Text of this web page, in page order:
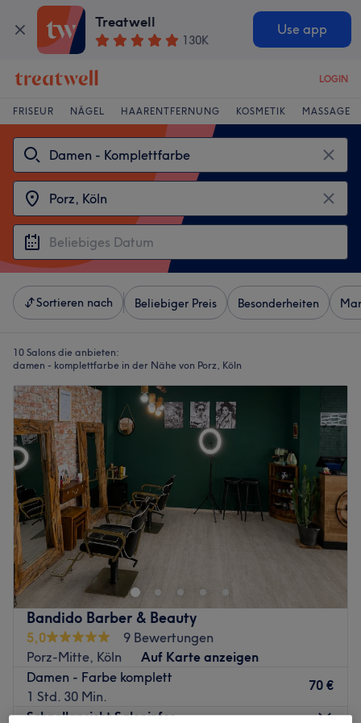
Treatwell
130K
Use app
LOGIN
FRISEUR NÄGEL HAARENTFERNUNG KOSMETIK MASSAGE
Sortieren nach Beliebiger Preis Besonderheiten
10 Salons die anbieten:
damen - komplettfarbe in der Nähe von Porz, Köln
Bandido Barber & Beauty
5,0
9 Bewertungen
Porz-Mitte, Köln
Auf Karte anzeigen
Damen - Farbe komplett
1 Std. 30 Min.
70 €
Schnellansicht Saloninfos